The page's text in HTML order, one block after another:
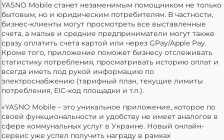
YASNO Mobile станет незаменимым помощником не только
бытовым, но и юридическим потребителям. В частности,
бизнес-клиенты могут просмотреть все выставленные
счета, а малые и средние предприниматели могут также
сразу оплатить счета картой или через GPay/Apple Pay.
Кроме того, приложение поможет бизнесу отслеживать
статистику потребления, просматривать историю оплат и
всегда иметь под рукой информацию по
электроснабжению (тарифный план, текущие лимиты
потребления, EIC-код площадки и т.п.).
«YASNO Mobile – это уникальное приложение, которое по
своей функциональности и удобству не имеет аналогов в
сфере коммунальных услуг в Украине. Новый онлайн-
сервис уже успел получить награду в рамках